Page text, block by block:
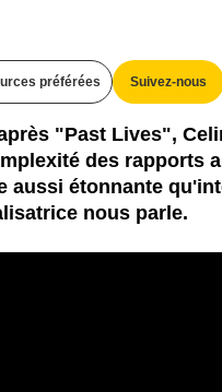
préférées Suivez-nous
"Past Lives",
des rapports
aussi étonnante
nous parle.